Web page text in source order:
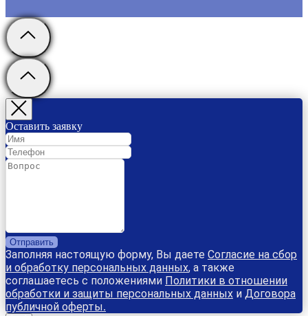
Оставить заявку
Отправить
Заполняя настоящую форму, Вы даете Согласие на сбор
и обработку персональных данных, а также
соглашаетесь с положениями Политики в отношении
обработки и защиты персональных данных и Договора
публичной оферты.